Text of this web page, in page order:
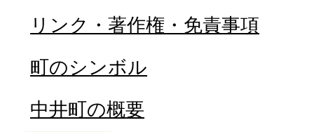
リンク・著作権・免責事項
町のシンボル
中井町の概要